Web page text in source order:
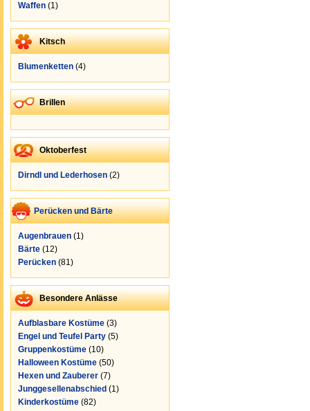
Waffen (1)
Kitsch
Blumenketten (4)
Brillen
Oktoberfest
Dirndl und Lederhosen (2)
Perücken und Bärte
Augenbrauen (1)
Bärte (12)
Perücken (81)
Besondere Anlässe
Aufblasbare Kostüme (3)
Engel und Teufel Party (5)
Gruppenkostüme (10)
Halloween Kostüme (50)
Hexen und Zauberer (7)
Junggesellenabschied (1)
Kinderkostüme (82)